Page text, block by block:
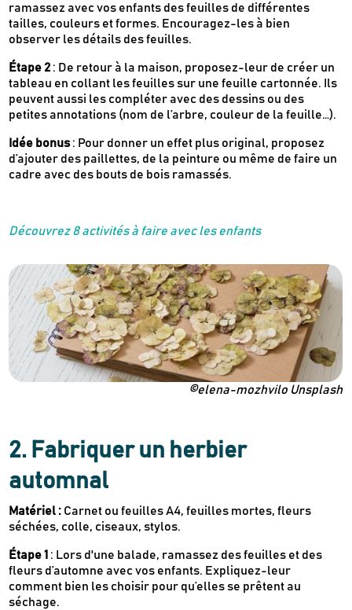
ramassez avec vos enfants des feuilles de différentes
tailles, couleurs et formes. Encouragez-les à bien
observer les détails des feuilles.
Étape 2 : De retour à la maison, proposez-leur de créer un
tableau en collant les feuilles sur une feuille cartonnée. Ils
peuvent aussi les compléter avec des dessins ou des
petites annotations (nom de l’arbre, couleur de la feuille…).
Idée bonus: Pour donner un effet plus original, proposez
d’ajouter des paillettes, de la peinture ou même de faire un
cadre avec des bouts de bois ramassés.
Découvrez 8 activités à faire avec les enfants
©elena-mozhvilo Unsplash
2. Fabriquer un herbier
automnal
Matériel : Carnet ou feuilles A4, feuilles mortes, fleurs
séchées, colle, ciseaux, stylos.
Étape 1 : Lors d'une balade, ramassez des feuilles et des
fleurs d’automne avec vos enfants. Expliquez-leur
comment bien les choisir pour qu’elles se prêtent au
séchage.